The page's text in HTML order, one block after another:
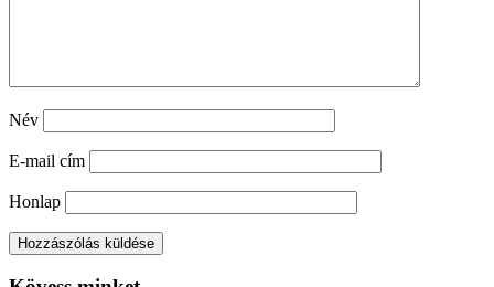
Név
E-mail cím
Honlap